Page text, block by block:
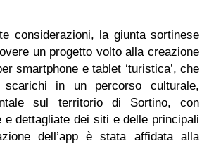
considerazioni, la giunta sortinese
un progetto volto alla creazione
smartphone e tablet ‘turistica’, che
in un percorso culturale,
sul territorio di Sortino, con
dettagliate dei siti e delle principali
dell’app è stata affidata alla